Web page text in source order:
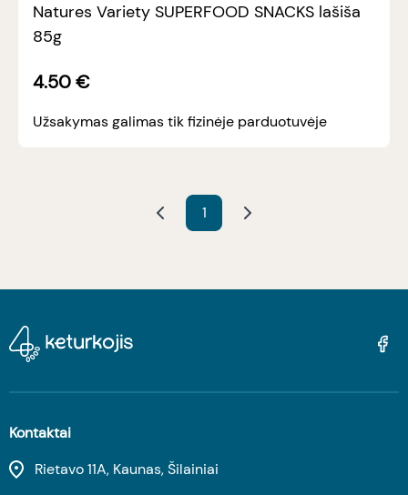
Natures Variety SUPERFOOD SNACKS lašiša
85g
4.50€
Užsakymas galimas tik fizinėje parduotuvėje
1
Kontaktai
Rietavo 11A, Kaunas, Šilainiai